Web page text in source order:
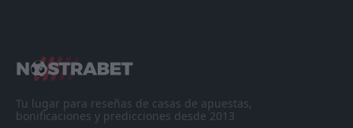
Tu lugar para reseñas de casas de apuestas,
bonificaciones y predicciones desde 2013